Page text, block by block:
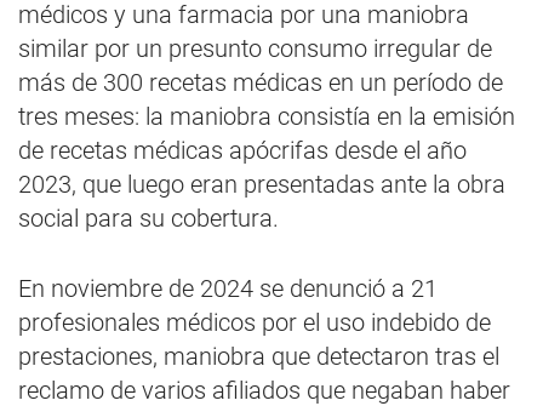
médicos y una farmacia por una maniobra
similar por un presunto consumo irregular de
más de 300 recetas médicas en un período de
tres meses: la maniobra consistía en la emisión
de recetas médicas apócrifas desde el año
2023, que luego eran presentadas ante la obra
social para su cobertura.
En noviembre de 2024 se denunció a 21
profesionales médicos por el uso indebido de
prestaciones, maniobra que detectaron tras el
reclamo de varios afiliados que negaban haber